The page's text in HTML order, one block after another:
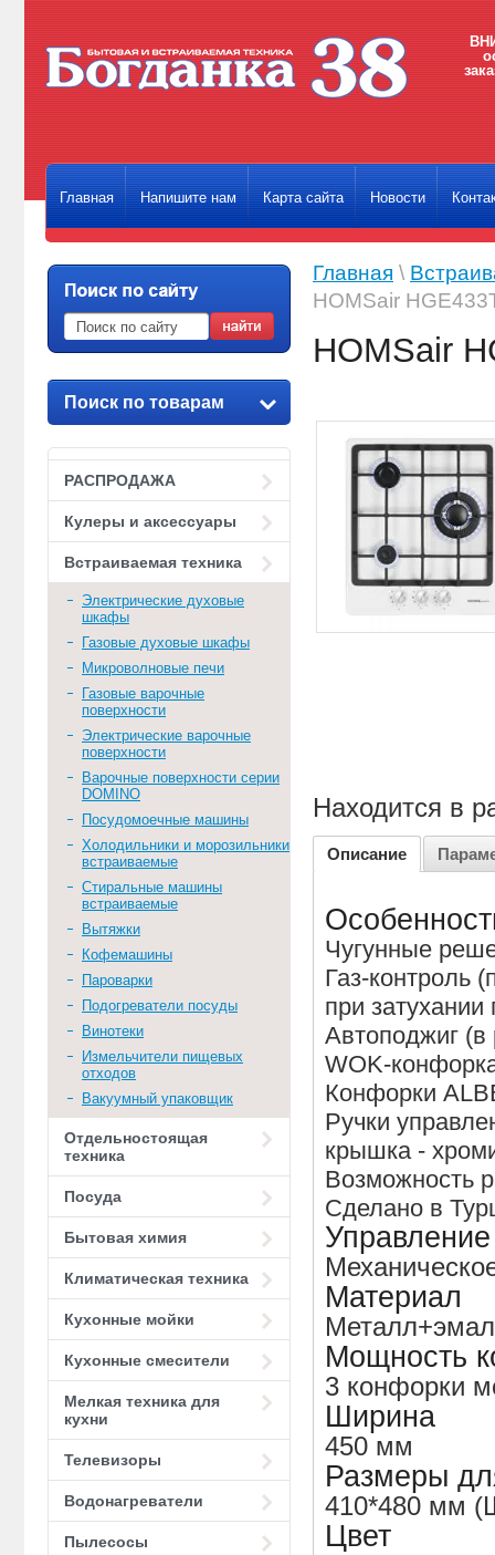
Главная Напишите нам Карта сайта Новости
Поиск по товарам
РАСПРОДАЖА
Кулеры и аксессуары
Встраиваемая техника
Электрические духовые
шкафы
Газовые духовые шкафы
Микроволновые печи
Газовые варочные
поверхности
Электрические варочные
поверхности
Варочные поверхности серии
DOMINO
Посудомоечные машины
Холодильники и морозильники
встраиваемые
Стиральные машины
встраиваемые
Вытяжки
Кофемашины
Пароварки
Подогреватели посуды
Винотеки
Измельчители пищевых
отходов
Вакуумный упаковщик
Отдельностоящая
техника
Посуда
Бытовая химия
Климатическая техника
Кухонные мойки
Кухонные смесители
Мелкая техника для
кухни
Телевизоры
Водонагреватели
Пылесосы
Главная \
HOMSair
HOMSair
Находится в
Описание
Чугунные
Газ-контроль
при
Автоподжиг (в
WOK-
Конфорки
Ручки
крышка -
Возможность
Сделано в
Управление
Материал
Мощность
3 конфорки
Ширина
450 мм
Размеры
410*480 мм
Цвет